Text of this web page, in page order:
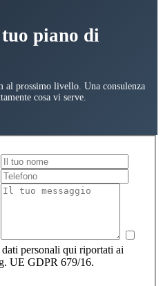
piano di
al prossimo livello. Una consulenza
cosa vi serve.
personali qui riportati ai
UE GDPR 679/16.